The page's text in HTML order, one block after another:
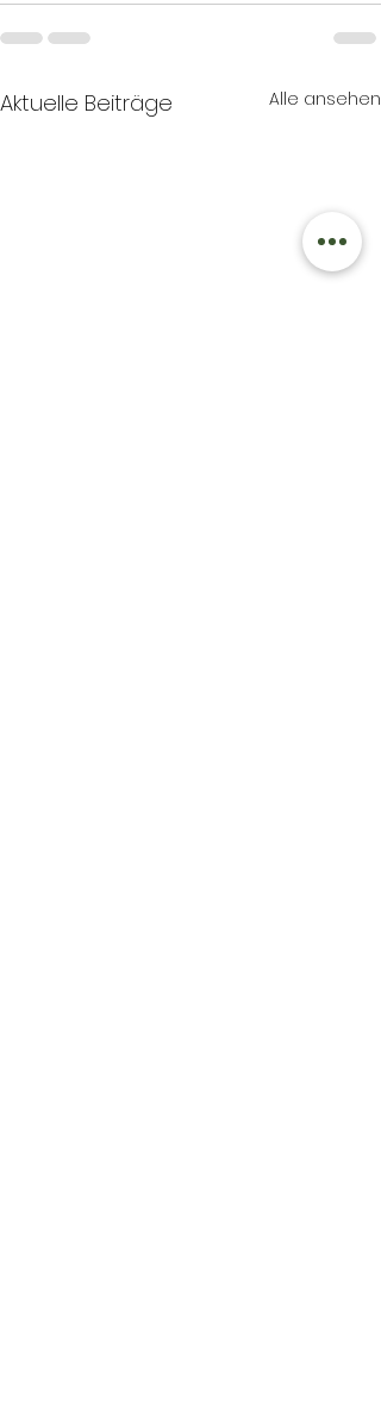
Aktuelle Beiträge Alle ansehen